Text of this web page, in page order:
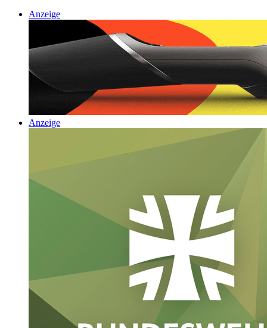
Anzeige
Anzeige